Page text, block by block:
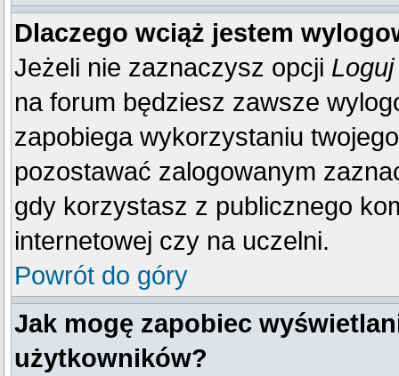
Dlaczego wciąż jestem
Jeżeli nie zaznaczysz opcji
na forum będziesz zawsze
zapobiega wykorzystaniu
pozostawać zalogowanym
gdy korzystasz z publicznego
internetowej czy na uczelni.
Powrót do góry
Jak mogę zapobiec
użytkowników?